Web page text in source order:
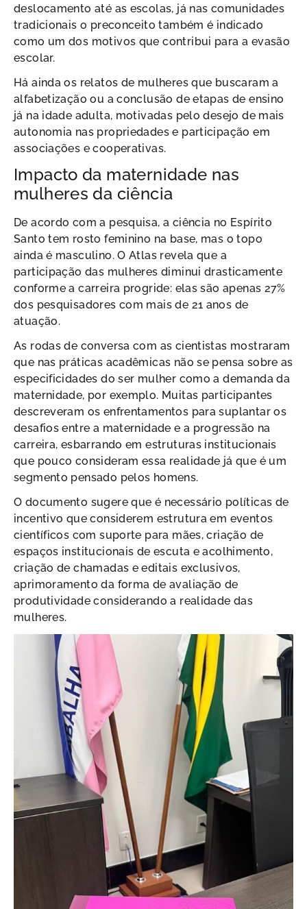
deslocamento até as escolas, já nas comunidades
tradicionais o preconceito também é indicado
como um dos motivos que contribui para a evasão
escolar.
Há ainda os relatos de mulheres que buscaram a
alfabetização ou a conclusão de etapas de ensino
já na idade adulta, motivadas pelo desejo de mais
autonomia nas propriedades e participação em
associações e cooperativas.
Impacto da maternidade nas
mulheres da ciência
De acordo com a pesquisa, a ciência no Espírito
Santo tem rosto feminino na base, mas o topo
ainda é masculino. O Atlas revela que a
participação das mulheres diminui drasticamente
conforme a carreira progride: elas são apenas 27%
dos pesquisadores com mais de 21 anos de
atuação.
As rodas de conversa com as cientistas mostraram
que nas práticas acadêmicas não se pensa sobre as
especificidades do ser mulher como a demanda da
maternidade, por exemplo. Muitas participantes
descreveram os enfrentamentos para suplantar os
desafios entre a maternidade e a progressão na
carreira, esbarrando em estruturas institucionais
que pouco consideram essa realidade já que é um
segmento pensado pelos homens.
O documento sugere que é necessário políticas de
incentivo que considerem estrutura em eventos
científicos com suporte para mães, criação de
espaços institucionais de escuta e acolhimento,
criação de chamadas e editais exclusivos,
aprimoramento da forma de avaliação de
produtividade considerando a realidade das
mulheres.